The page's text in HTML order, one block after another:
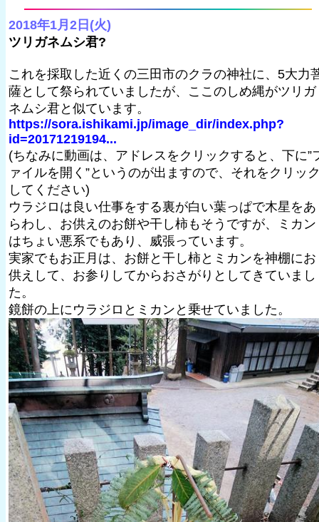
2018年1月2日(火)
ツリガネムシ君?
これを採取した近くの三田市のクラの神社に、5大力
薩として祭られていましたが、ここのしめ縄がツリガ
ネムシ君と似ています。
https://sora.ishikami.jp/image_dir/index.php?
id=20171219194...
(ちなみに動画は、アドレスをクリックすると、下に”
ァイルを開く”というのが出ますので、それをクリッ
してください)
ウラジロは良い仕事をする裏が白い葉っぱで木星をあ
らわし、お供えのお餅や干し柿もそうですが、ミカン
はちょい悪系でもあり、威張っています。
実家でもお正月は、お餅と干し柿とミカンを神棚にお
供えして、お参りしてからおさがりとしてきていまし
た。
鏡餅の上にウラジロとミカンと乗せていました。